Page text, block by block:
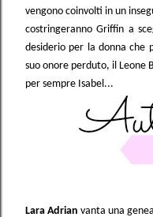
vengono coinvolti in un
costringeranno Griffin a
desiderio per la donna che
suo onore perduto, il Leone
per sempre Isabel...
Lara Adrian vanta una